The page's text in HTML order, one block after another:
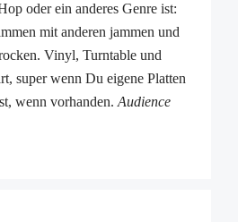
oder ein anderes Genre ist:
mit anderen jammen und
Vinyl, Turntable und
super wenn Du eigene Platten
wenn vorhanden. Audience